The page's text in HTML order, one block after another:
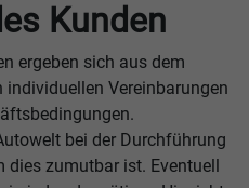
Kunden
ergeben sich aus dem
individuellen Vereinbarungen
bei der Durchführung
dies zumutbar ist. Eventuell